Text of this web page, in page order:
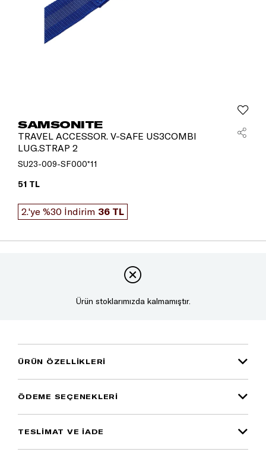
SAMSONITE
TRAVEL ACCESSOR. V-SAFE US3COMBI
LUG.STRAP 2
SU23-009-SF000*11
51 TL
2.'ye %30 İndirim 36 TL
Ürün stoklarımızda kalmamıştır.
ÜRÜN ÖZELLIKLERI
ÖDEME SEÇENEKLERI
TESLİMAT VE İADE